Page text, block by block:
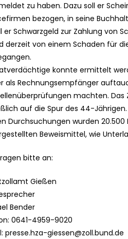
zu haben. Dazu soll er
bezogen, in seine
er Schwarzgeld zur Zahlung von
derzeit von einem Schaden für
konnte ermittelt
als Rechnungsempfänger
machten.
auf die Spur des 44-Jährigen.
Durchsuchungen wurden
Beweismittel, wie
bitte an:
Gießen
Bender
0641-4959-9020
presse.hza-giessen@zoll.bund.de